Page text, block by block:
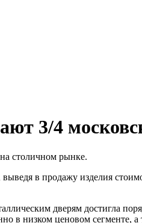
3/4
столичном рынке.
в продажу изделия
дверям достигла
в низком ценовом сегменте,